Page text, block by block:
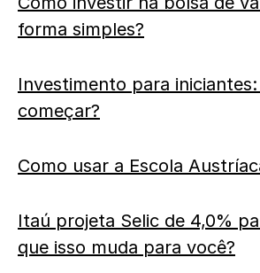
forma simples?
Investimento para
começar?
Como usar a Escola
Itaú projeta Selic de 4,0%
que isso muda para você?